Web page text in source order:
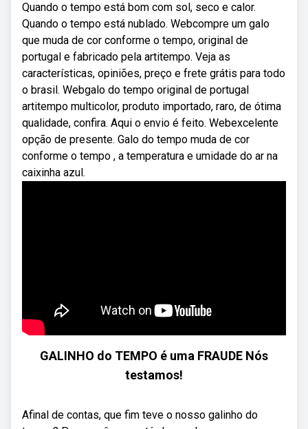
Quando o tempo está bom com sol, seco e calor.
Quando o tempo está nublado. Webcompre um galo
que muda de cor conforme o tempo, original de
portugal e fabricado pela artitempo. Veja as
características, opiniões, preço e frete grátis para todo
o brasil. Webgalo do tempo original de portugal
artitempo multicolor, produto importado, raro, de ótima
qualidade, confira. Aqui o envio é feito. Webexcelente
opção de presente. Galo do tempo muda de cor
conforme o tempo , a temperatura e umidade do ar na
caixinha azul.
GALINHO do TEMPO é uma FRAUDE Nós
testamos!
Afinal de contas, que fim teve o nosso galinho do